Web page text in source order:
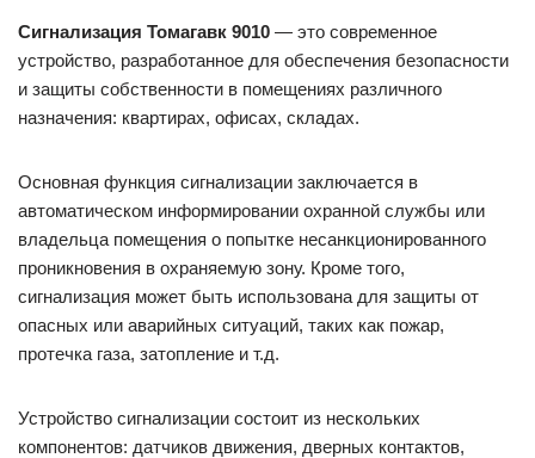
Сигнализация Томагавк 9010 — это современное
устройство, разработанное для обеспечения безопасности
и защиты собственности в помещениях различного
назначения: квартирах, офисах, складах.
Основная функция сигнализации заключается в
автоматическом информировании охранной службы или
владельца помещения о попытке несанкционированного
проникновения в охраняемую зону. Кроме того,
сигнализация может быть использована для защиты от
опасных или аварийных ситуаций, таких как пожар,
протечка газа, затопление и т.д.
Устройство сигнализации состоит из нескольких
компонентов: датчиков движения, дверных контактов,